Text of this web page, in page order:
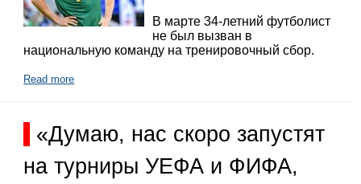
В марте 34-летний футболист
не был вызван в
национальную команду на тренировочный сбор.
Read more
«Думаю, нас скоро запустят
на турниры УЕФА и ФИФА,